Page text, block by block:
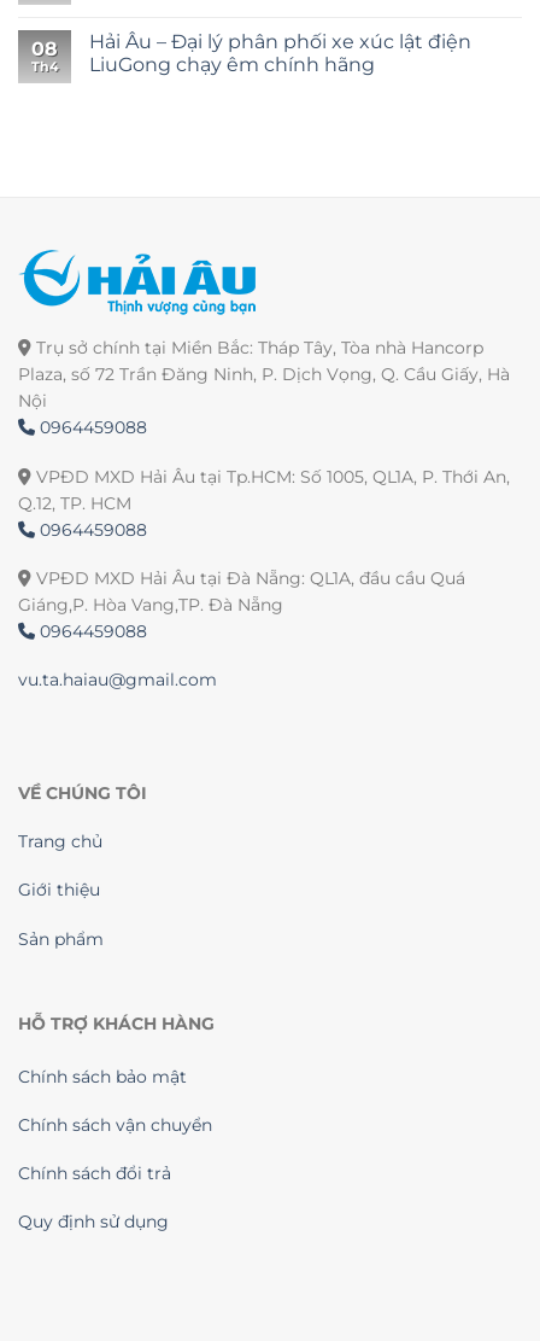
08
Th4
Hải Âu – Đại lý phân phối xe xúc lật điện
LiuGong chạy êm chính hãng
Trụ sở chính tại Miền Bắc: Tháp Tây, Tòa nhà Hancorp
Plaza, số 72 Trần Đăng Ninh, P. Dịch Vọng, Q. Cầu Giấy, Hà
Nội
0964459088
VPĐD MXD Hải Âu tại Tp.HCM: Số 1005, QL1A, P. Thới An,
Q.12, TP. HCM
0964459088
VPĐD MXD Hải Âu tại Đà Nẵng: QL1A, đầu cầu Quá
Giáng,P. Hòa Vang,TP. Đà Nẵng
0964459088
vu.ta.haiau@gmail.com
VỀ CHÚNG TÔI
Trang chủ
Giới thiệu
Sản phẩm
HỖ TRỢ KHÁCH HÀNG
Chính sách bảo mật
Chính sách vận chuyển
Chính sách đổi trả
Quy định sử dụng